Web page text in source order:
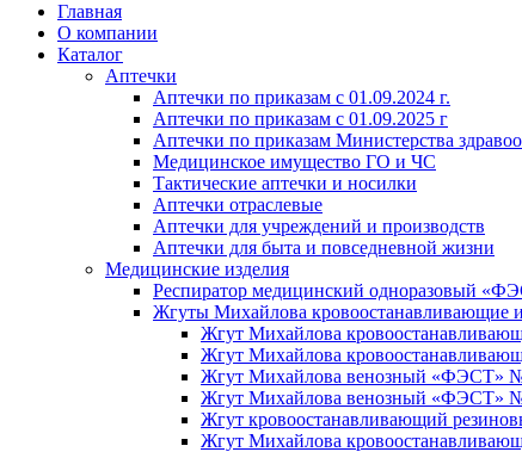
Главная
О компании
Каталог
Аптечки
Аптечки по приказам с 01.09.2024 г.
Аптечки по приказам с 01.09.2025 г
Аптечки по приказам Министерства
Медицинское имущество ГО и ЧС
Тактические аптечки и носилки
Аптечки отраслевые
Аптечки для учреждений и производств
Аптечки для быта и повседневной жизни
Медицинские изделия
Респиратор медицинский одноразовый
Жгуты Михайлова кровоостанавливающие
Жгут Михайлова
Жгут Михайлова
Жгут Михайлова венозный «ФЭСТ»
Жгут Михайлова венозный «ФЭСТ»
Жгут кровоостанавливающий
Жгут Михайлова